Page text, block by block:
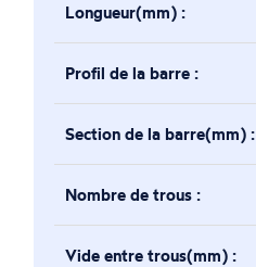
Longueur(mm) :
Profil de la barre :
Section de la barre(mm) :
Nombre de trous :
Vide entre trous(mm) :